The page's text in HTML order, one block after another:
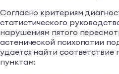
Согласно критериям
статистического
нарушениям пятого
астенической психопатии
удается найти
пунктам: